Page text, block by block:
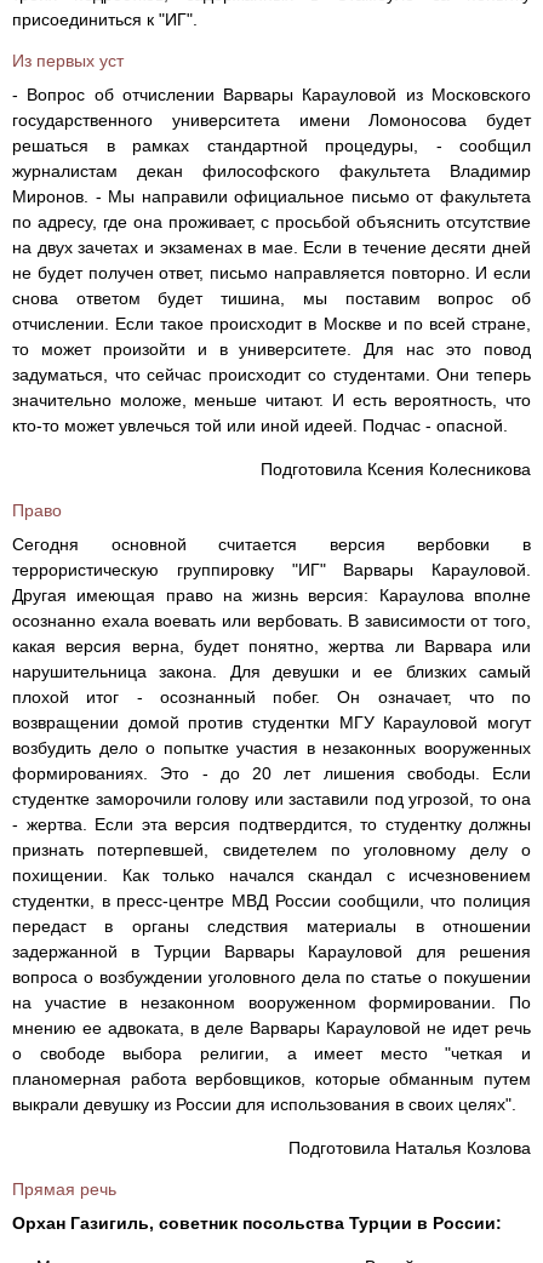
присоединиться к "ИГ".
Из первых уст
- Вопрос об отчислении Варвары Карауловой из Московского
государственного университета имени Ломоносова будет
решаться в рамках стандартной процедуры, - сообщил
журналистам декан философского факультета Владимир
Миронов. - Мы направили официальное письмо от факультета
по адресу, где она проживает, с просьбой объяснить отсутствие
на двух зачетах и экзаменах в мае. Если в течение десяти дней
не будет получен ответ, письмо направляется повторно. И если
снова ответом будет тишина, мы поставим вопрос об
отчислении. Если такое происходит в Москве и по всей стране,
то может произойти и в университете. Для нас это повод
задуматься, что сейчас происходит со студентами. Они теперь
значительно моложе, меньше читают. И есть вероятность, что
кто-то может увлечься той или иной идеей. Подчас - опасной.
Подготовила Ксения Колесникова
Право
Сегодня основной считается версия вербовки в
террористическую группировку "ИГ" Варвары Карауловой.
Другая имеющая право на жизнь версия: Караулова вполне
осознанно ехала воевать или вербовать. В зависимости от того,
какая версия верна, будет понятно, жертва ли Варвара или
нарушительница закона. Для девушки и ее близких самый
плохой итог - осознанный побег. Он означает, что по
возвращении домой против студентки МГУ Карауловой могут
возбудить дело о попытке участия в незаконных вооруженных
формированиях. Это - до 20 лет лишения свободы. Если
студентке заморочили голову или заставили под угрозой, то она
- жертва. Если эта версия подтвердится, то студентку должны
признать потерпевшей, свидетелем по уголовному делу о
похищении. Как только начался скандал с исчезновением
студентки, в пресс-центре МВД России сообщили, что полиция
передаст в органы следствия материалы в отношении
задержанной в Турции Варвары Карауловой для решения
вопроса о возбуждении уголовного дела по статье о покушении
на участие в незаконном вооруженном формировании. По
мнению ее адвоката, в деле Варвары Карауловой не идет речь
о свободе выбора религии, а имеет место "четкая и
планомерная работа вербовщиков, которые обманным путем
выкрали девушку из России для использования в своих целях".
Подготовила Наталья Козлова
Прямая речь
Орхан Газигиль, советник посольства Турции в России: